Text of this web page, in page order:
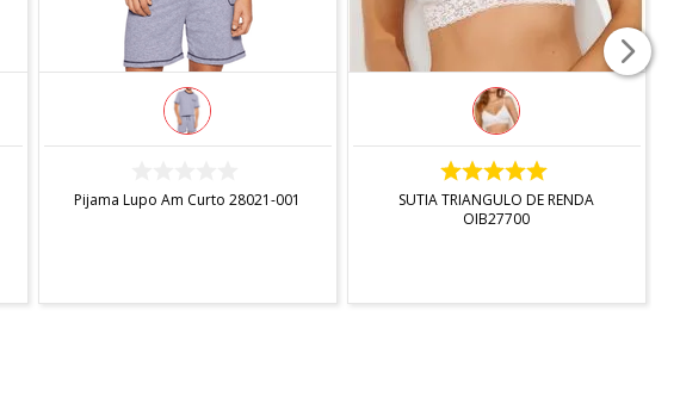
Pijama Lupo Am Curto 28021-001
INDISPONÍVEL
SUTIA TRIANGULO DE RENDA
OIB27700